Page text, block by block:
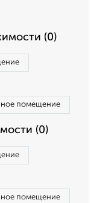
(0)
помещение
(0)
помещение